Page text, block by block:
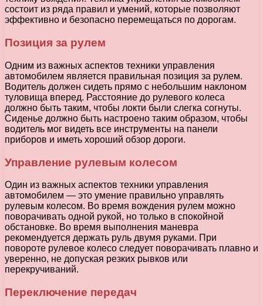
состоит из ряда правил и умений, которые позволяют
эффективно и безопасно перемещаться по дорогам.
Позиция за рулем
Одним из важных аспектов техники управления
автомобилем является правильная позиция за рулем.
Водитель должен сидеть прямо с небольшим наклоном
туловища вперед. Расстояние до рулевого колеса
должно быть таким, чтобы локти были слегка согнуты.
Сиденье должно быть настроено таким образом, чтобы
водитель мог видеть все инструменты на панели
приборов и иметь хороший обзор дороги.
Управление рулевым колесом
Один из важных аспектов техники управления
автомобилем — это умение правильно управлять
рулевым колесом. Во время вождения рулем можно
поворачивать одной рукой, но только в спокойной
обстановке. Во время выполнения маневра
рекомендуется держать руль двумя руками. При
повороте рулевое колесо следует поворачивать плавно и
уверенно, не допуская резких рывков или
перекручиваний.
Переключение передач